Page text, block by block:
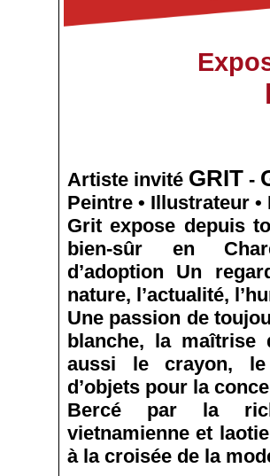
Artiste invité GRIT -
Peintre • Illustrateur
Grit expose depuis
bien-sûr en
d’adoption Un
nature, l’actualité,
Une passion de
blanche, la maîtrise
aussi le crayon, le
d’objets pour la
Bercé par la
vietnamienne et
à la croisée de la